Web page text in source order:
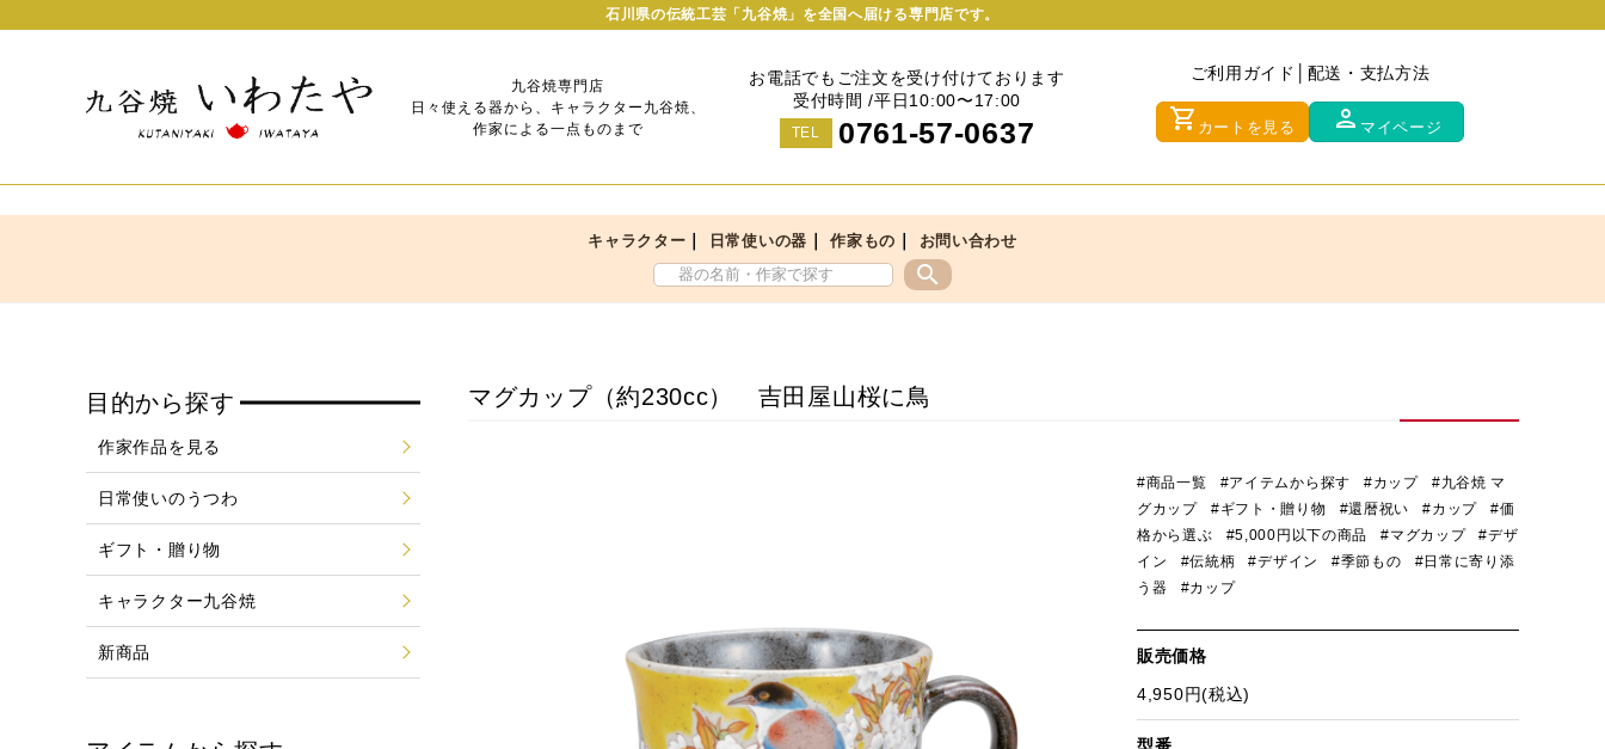
石川県の伝統工芸「九谷焼」を全国へ届ける専門店です。
九谷焼専門店
日々使える器から、キャラクター九谷焼、
作家による一点ものまで
お電話でもご注文を受け付けております
受付時間 /平日10:00〜17:00
TEL 0761-57-0637
ご利用ガイド 配送・支払方法
shopping_cart カートを見る person マイページ
キャラクター 日常使いの器 ｜作家もの お問い合わせ
search
マグカップ（約230cc） 吉田屋山桜に鳥
#商品一覧 #アイテムから探す #カップ
#九谷焼 マ
グカップ
#ギフト・贈り物 #還暦祝い #カップ
#価
格から選ぶ
#5,000円以下の商品 #マグカップ
#デザ
イン
#伝統柄 #デザイン #季節もの
#日常に寄り添
う器
#カップ
販売価格
4,950円(税込)
目的から探す
作家作品を見る
日常使いのうつわ
ギフト・贈り物
キャラクター九谷焼
新商品